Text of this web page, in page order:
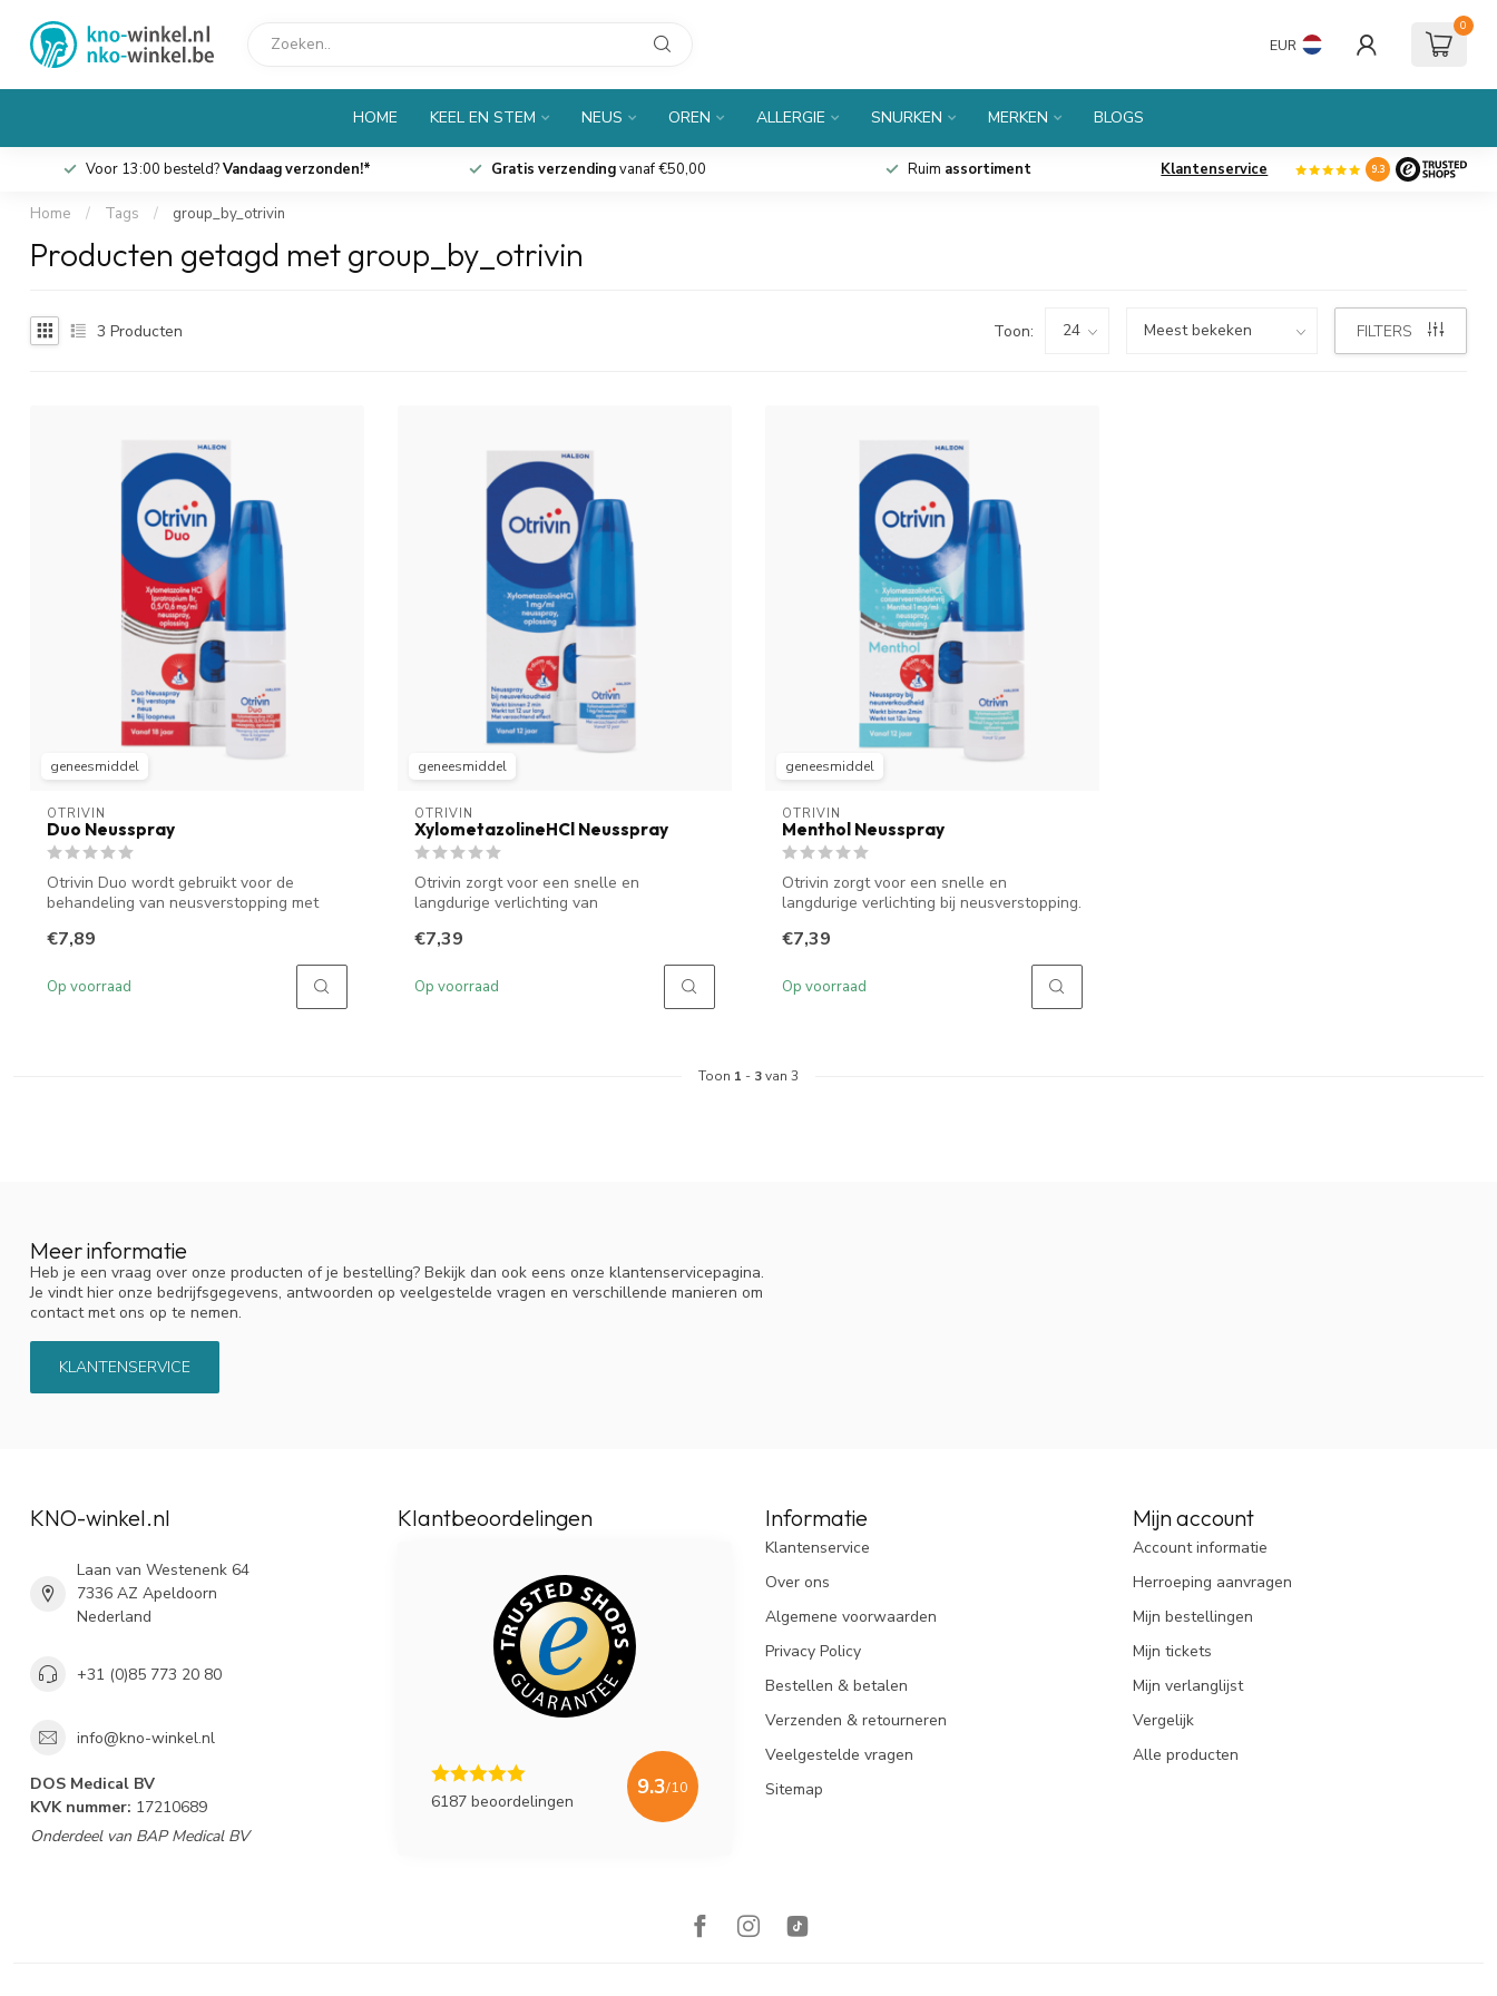
EUR
0
HOME KEEL EN STEM NEUS OREN ALLERGIE SNURKEN MERKEN BLOGS
Voor 13:00 besteld?Vandaag verzonden!* Gratis verzendingvanaf €50,00 Ruim assortiment Klantenservice 9.3
Home / Tags / group_by_otrivin
Producten getagd met group_by_otrivin
3 Producten Toon: FILTERS
geneesmiddel
OTRIVIN
Duo Neusspray
Otrivin Duo wordt gebruikt voor de
behandeling van neusverstopping met
€7,89
Op voorraad
geneesmiddel
OTRIVIN
XylometazolineHCl Neusspray
Otrivin zorgt voor een snelle en
langdurige verlichting van
€7,39
Op voorraad
geneesmiddel
OTRIVIN
Menthol Neusspray
Otrivin zorgt voor een snelle en
langdurige verlichting bij neusverstopping.
€7,39
Op voorraad
Toon 1 - 3van 3
Meer informatie
Heb je een vraag over onze producten of je bestelling? Bekijk dan ook eens onze klantenservicepagina.
Je vindt hier onze bedrijfsgegevens, antwoorden op veelgestelde vragen en verschillende manieren om
contact met ons op te nemen.
KLANTENSERVICE
KNO-winkel.nl
Laan van Westenenk 64
7336 AZ Apeldoorn
Nederland
+31 (0)85 773 20 80
info@kno-winkel.nl
DOS Medical BV
KVK nummer: 17210689
Onderdeel van BAP Medical BV
Klantbeoordelingen
6187 beoordelingen
9.3/10
Informatie
Klantenservice
Over ons
Algemene voorwaarden
Privacy Policy
Bestellen & betalen
Verzenden & retourneren
Veelgestelde vragen
Sitemap
Mijn account
Account informatie
Herroeping aanvragen
Mijn bestellingen
Mijn tickets
Mijn verlanglijst
Vergelijk
Alle producten